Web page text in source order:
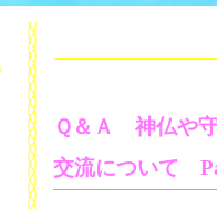
Ｑ＆Ａ 神仏や
交流について